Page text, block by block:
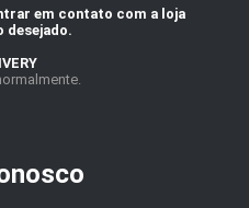
em contato com a loja
desejado.